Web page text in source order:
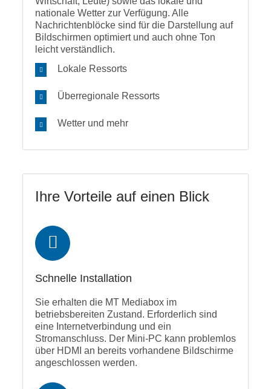
nationale Wetter zur Verfügung. Alle
Nachrichtenblöcke sind für die Darstellung auf
Bildschirmen optimiert und auch ohne Ton
leicht verständlich.
Lokale Ressorts
Überregionale Ressorts
Wetter und mehr
Ihre Vorteile auf einen Blick
Schnelle Installation
Sie erhalten die MT Mediabox im
betriebsbereiten Zustand. Erforderlich sind
eine Internetverbindung und ein
Stromanschluss. Der Mini-PC kann problemlos
über HDMI an bereits vorhandene Bildschirme
angeschlossen werden.